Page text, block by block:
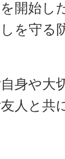
開始し
を守る
身や大
人と共